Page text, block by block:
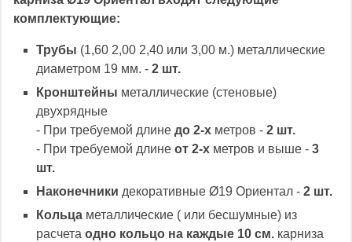
комплектующие:
Трубы (1,60 2,00 2,40 или 3,00 м.) металлические
диаметром 19 мм. - 2 шт.
Кронштейны металлические (стеновые)
двухрядные
- При требуемой длине до 2-хметров - 2 шт.
- При требуемой длине от 2-хметров и выше - 3
шт.
Наконечники декоративные Ø19 Ориентал - 2 шт.
Кольцаметаллические ( или бесшумные) из
расчета одно кольцо на каждые 10 см.карниза